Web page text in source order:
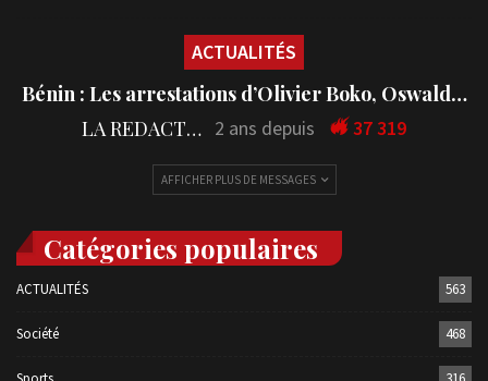
ACTUALITÉS
Bénin : Les arrestations d’Olivier Boko, Oswald…
LA REDACTION 2 ans depuis 37 319
AFFICHER PLUS DE MESSAGES
Catégories populaires
ACTUALITÉS 563
Société 468